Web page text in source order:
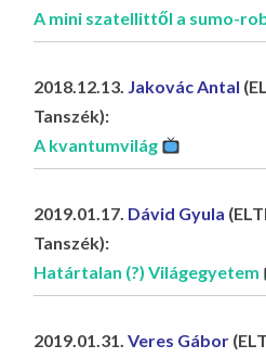
A mini szatellittől a sumo-
2018.12.13. Jakovác Antal
Tanszék):
A kvantumvilág
2019.01.17. Dávid Gyula
Tanszék):
Határtalan (?) Világegyetem
2019.01.31.Veres Gábor